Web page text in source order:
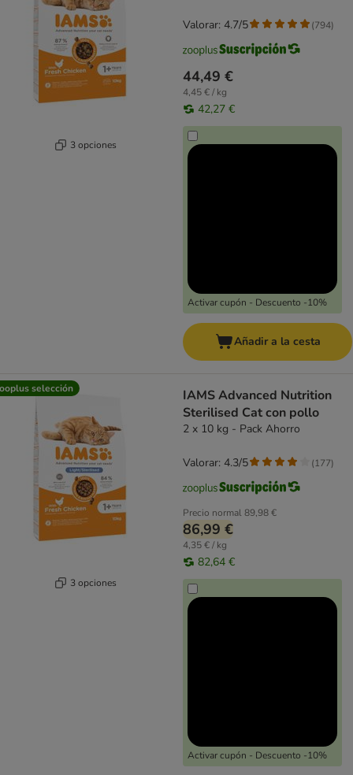
3 opciones
44,49 €
4,45 € / kg
42,27 €
Activar cupón - Descuento -10%
Valorar: 4.7/5 (794)
Añadir a la cesta
selección
3 opciones
IAMS Advanced Nutrition
Sterilised Cat con pollo
2 x 10 kg - Pack Ahorro
Precio normal89,98 €
86,99 €
4,35 € / kg
82,64 €
Activar cupón - Descuento -10%
Valorar: 4.3/5 (177)